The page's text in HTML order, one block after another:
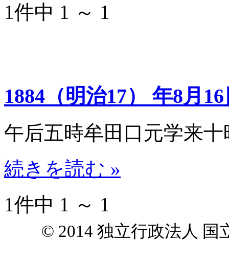
1件中 1 ～ 1
1884（明治17） 年8月
午后五時牟田口元学来
続きを読む »
1件中 1 ～ 1
© 2014 独立行政法人 国